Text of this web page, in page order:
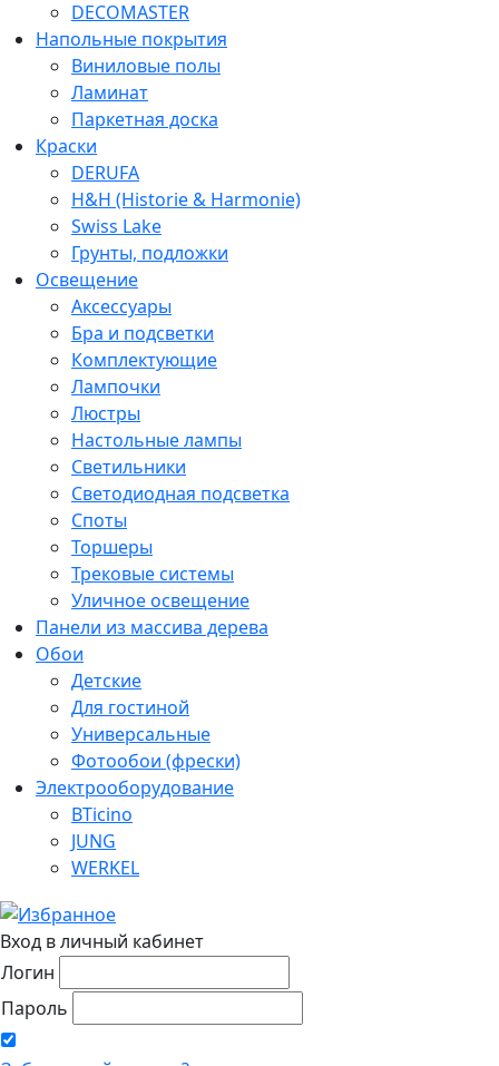
DECOMASTER
Напольные покрытия
Виниловые полы
Ламинат
Паркетная доска
Краски
DERUFA
H&H (Historie & Harmonie)
Swiss Lake
Грунты, подложки
Освещение
Аксессуары
Бра и подсветки
Комплектующие
Лампочки
Люстры
Настольные лампы
Светильники
Светодиодная подсветка
Споты
Торшеры
Трековые системы
Уличное освещение
Панели из массива дерева
Обои
Детские
Для гостиной
Универсальные
Фотообои (фрески)
Электрооборудование
BTicino
JUNG
WERKEL
Вход в личный кабинет
Логин
Пароль